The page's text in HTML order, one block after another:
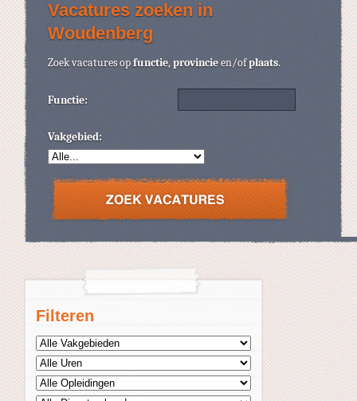
Filteren
Vacatures zoeken in
Woudenberg
Zoek vacatures opfunctie,provincieen/ofplaats.
Functie:
Vakgebied: